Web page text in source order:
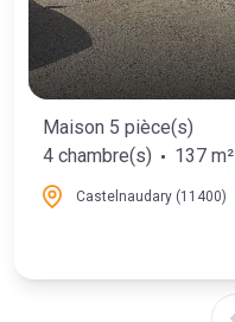
Maison 5 pièce(s)
4 chambre(s)
137 m²
Castelnaudary (11400)